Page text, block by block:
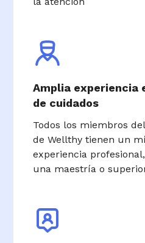
Amplia experiencia
de cuidados
Todos los miembros
de Wellthy tienen un
experiencia
una maestría o